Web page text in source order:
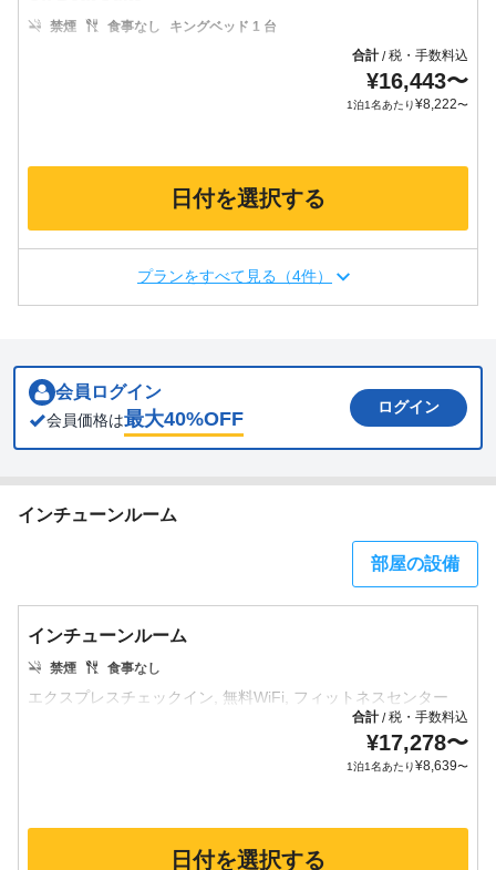
禁煙 食事なし
キングベッド 1 台
合計/税・手数料込
¥16,443〜
1泊1名あたり¥8,222〜
日付を選択する
プランをすべて見る（4件）
会員ログイン
会員価格は最大40%OFF
ログイン
インチューンルーム
部屋の設備
インチューンルーム
禁煙 食事なし
合計/税・手数料込
¥17,278〜
1泊1名あたり¥8,639〜
日付を選択する